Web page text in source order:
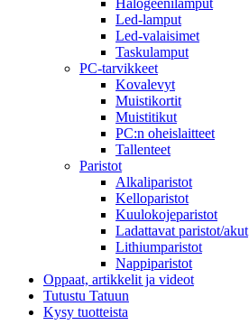
Halogeenilamput
Led-lamput
Led-valaisimet
Taskulamput
PC-tarvikkeet
Kovalevyt
Muistikortit
Muistitikut
PC:n oheislaitteet
Tallenteet
Paristot
Alkaliparistot
Kelloparistot
Kuulokojeparistot
Ladattavat paristot/akut
Lithiumparistot
Nappiparistot
Oppaat, artikkelit ja videot
Tutustu Tatuun
Kysy tuotteista